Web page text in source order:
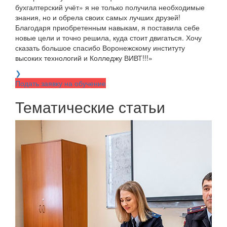
бухгалтерский учёт» я не только получила необходимые
знания, но и обрела своих самых лучших друзей!
Благодаря приобретенным навыкам, я поставила себе
новые цели и точно решила, куда стоит двигаться. Хочу
сказать большое спасибо Воронежскому институту
высоких технологий и Колледжу ВИВТ!!!»
❯
Подать заявку на обучение
Тематические статьи